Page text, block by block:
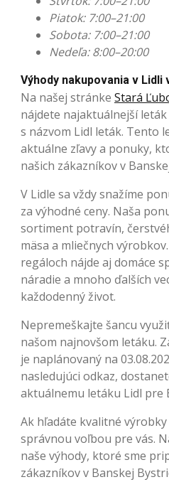
Piatok: 7:00–21:00
Sobota: 7:00–21:00
Nedeľa: 8:00–20:00
Výhody nakupovania v Lidli
Na našej stránke Stará
nájdete najaktuálnejší
s názvom Lidl leták. Tento
aktuálne zľavy a ponuky,
našich zákazníkov v
V Lidle sa vždy snažíme
za výhodné ceny. Naša
sortiment potravín,
mäsa a mliečnych
regáloch nájde aj domáce
náradie a mnoho ďalších
každodenný život.
Nepremeškajte šancu
našom najnovšom letáku.
je naplánovaný na
nasledujúci odkaz,
aktuálnemu letáku Lidl pre
Ak hľadáte kvalitné výrobky
správnou voľbou pre vás.
naše výhody, ktoré sme
zákazníkov v Banskej